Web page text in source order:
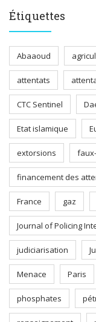
Étiquettes
Abaaoud
attentats
CTC Sentinel
Etat islamique
extorsions
financement des
France gaz
Journal of Policing
judiciarisation
Menace Paris
phosphates